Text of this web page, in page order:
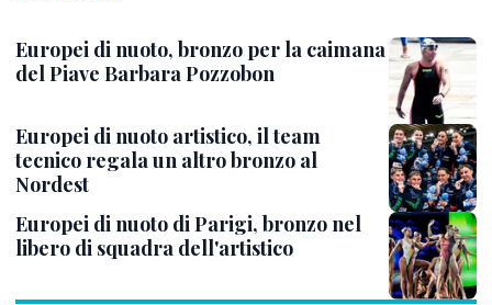
Europei di nuoto, bronzo per la caimana
del Piave Barbara Pozzobon
Europei di nuoto artistico, il team
tecnico regala un altro bronzo al
Nordest
Europei di nuoto di Parigi, bronzo nel
libero di squadra dell'artistico